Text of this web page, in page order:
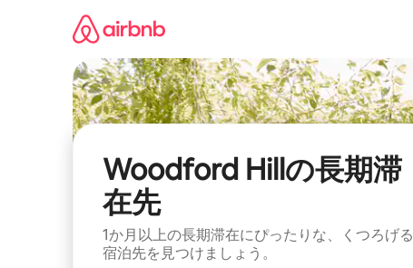
Woodford Hillの長期滞
在先
1か月以上の長期滞在にぴったりな、くつろげる
宿泊先を見つけましょう。